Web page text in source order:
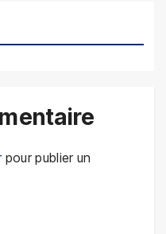
pour publier un